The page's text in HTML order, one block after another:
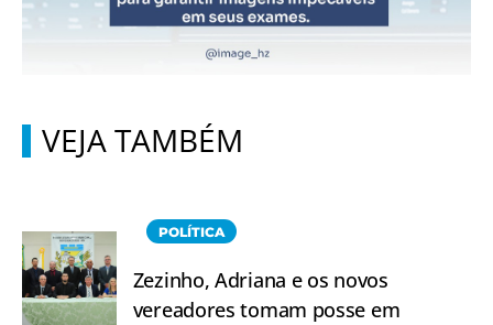
VEJA TAMBÉM
POLÍTICA
Zezinho, Adriana e os novos
vereadores tomam posse em